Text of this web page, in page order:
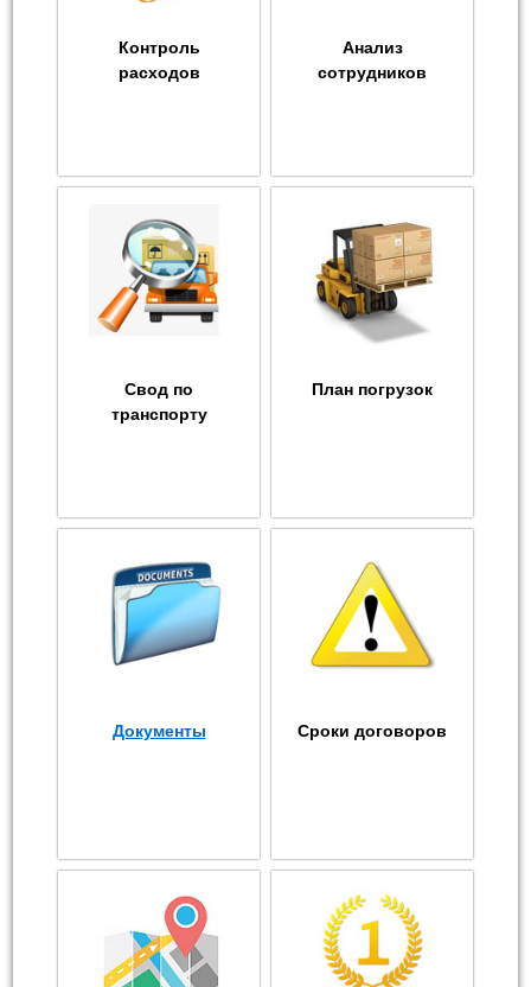
Контроль
расходов
Анализ
сотрудников
Свод по
транспорту
План погрузок
Документы Сроки договоров